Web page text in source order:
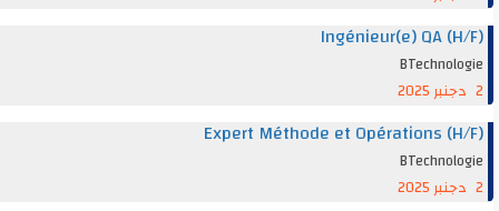
Ingénieur(e) QA
Expert Méthode et Opérations